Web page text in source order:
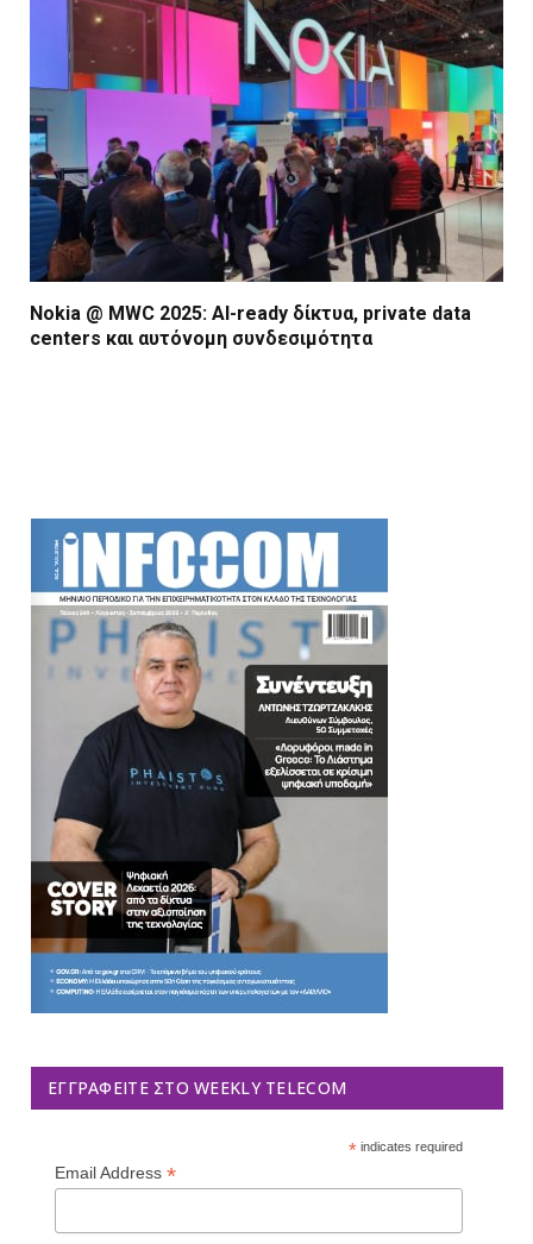
Nokia @ MWC 2025: AI-ready δίκτυα, private data
centers και αυτόνομη συνδεσιμότητα
ΕΓΓΡΑΦΕΊΤΕ ΣΤΟ WEEKLY TELECOM
*indicates required
Email Address *